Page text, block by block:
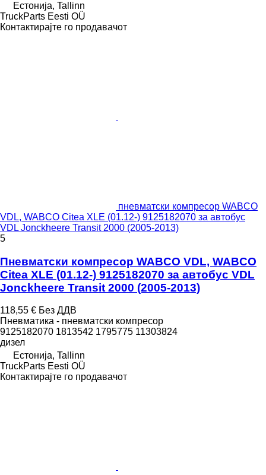
Естонија, Tallinn
TruckParts Eesti OÜ
Контактирајте го продавачот
пневматски компресор WABCO
VDL, WABCO Citea XLE (01.12-) 9125182070 за автобус
VDL Jonckheere Transit 2000 (2005-2013)
5
Пневматски компресор WABCO VDL, WABCO
Citea XLE (01.12-) 9125182070 за автобус VDL
Jonckheere Transit 2000 (2005-2013)
118,55 € Без ДДВ
Пневматика - пневматски компресор
9125182070 1813542 1795775 11303824
дизел
Естонија, Tallinn
TruckParts Eesti OÜ
Контактирајте го продавачот